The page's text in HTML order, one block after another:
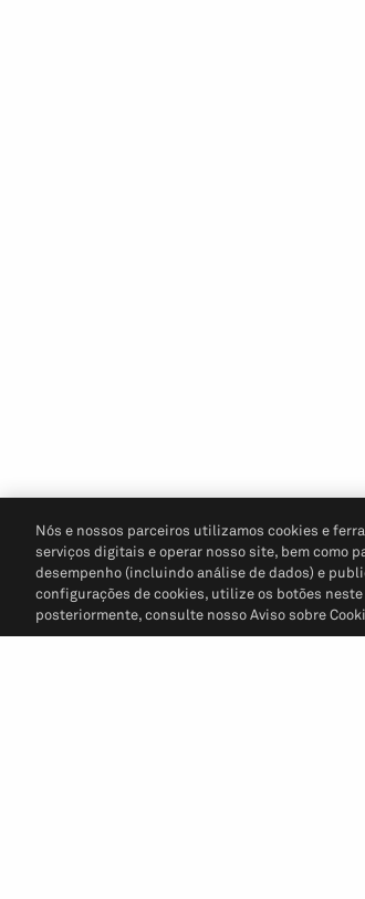
Nós e nossos parceiros utilizamos cookies e
serviços digitais e operar nosso site, bem como
desempenho (incluindo análise de dados) e
configurações de cookies, utilize os botões
posteriormente, consulte nosso Aviso sobre